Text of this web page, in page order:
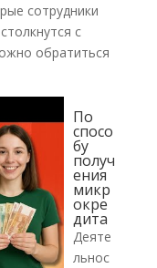
сотрудники
с
обратиться
По
спосо
бу
получ
ения
микр
окре
дита
Деяте
льнос